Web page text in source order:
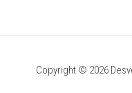
Copyright © 2026